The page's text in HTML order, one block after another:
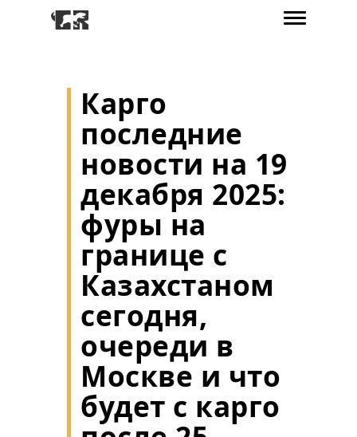
Карго
последние
новости на 19
декабря 2025:
фуры на
границе с
Казахстаном
сегодня,
очереди в
Москве и что
будет с карго